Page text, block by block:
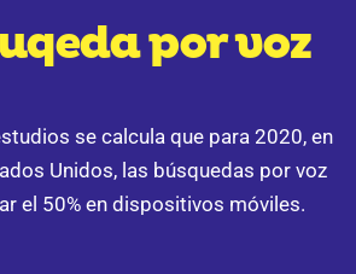
por voz
se calcula que para 2020, en
Unidos,las búsquedas por voz
el 50% en dispositivos móviles.